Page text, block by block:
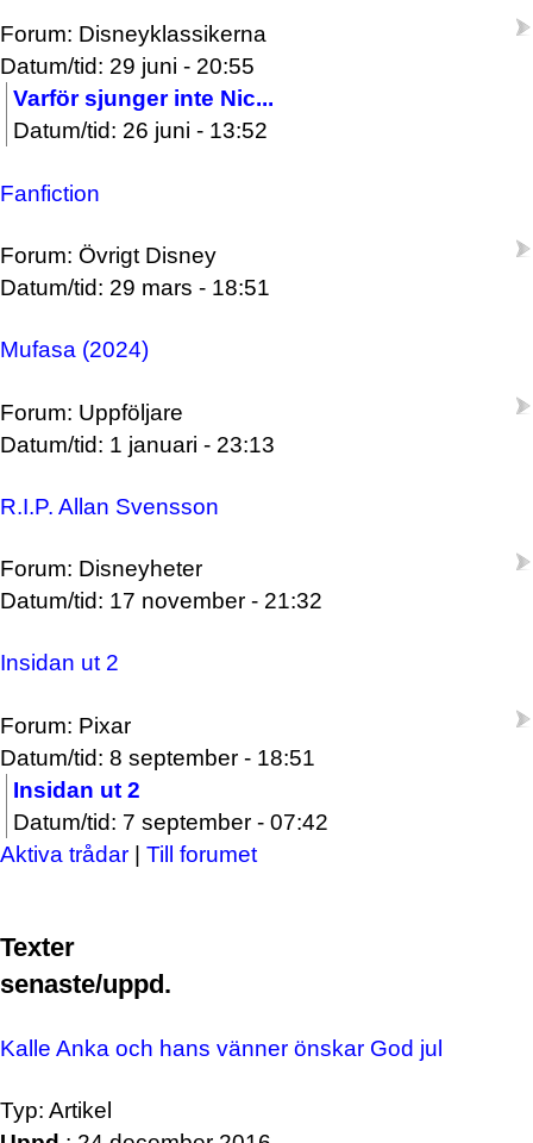
Forum: Disneyklassikerna
Datum/tid: 29 juni - 20:55
Varför sjunger inte Nic...
Datum/tid: 26 juni - 13:52
Fanfiction
Forum: Övrigt Disney
Datum/tid: 29 mars - 18:51
Mufasa (2024)
Forum: Uppföljare
Datum/tid: 1 januari - 23:13
R.I.P. Allan Svensson
Forum: Disneyheter
Datum/tid: 17 november - 21:32
Insidan ut 2
Forum: Pixar
Datum/tid: 8 september - 18:51
Insidan ut 2
Datum/tid: 7 september - 07:42
Aktiva trådar | Till forumet
Texter
senaste/uppd.
Kalle Anka och hans vänner önskar God jul
Typ: Artikel